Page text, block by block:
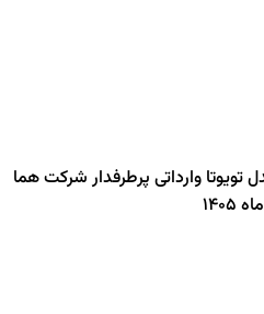
وارداتی پرطرفدار شرکت هما